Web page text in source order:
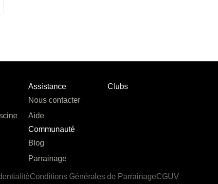
Assistance
Nous contacter
Aide
Communauté
Blog
Parrainage
Clubs
Conditions Générales de ParrainageCGUV